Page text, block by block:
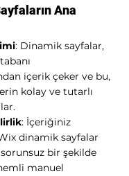
Ana
: Dinamik sayfalar,
içerik çeker ve bu,
kolay ve tutarlı
: İçeriğiniz
dinamik sayfalar
bir şekilde
manuel